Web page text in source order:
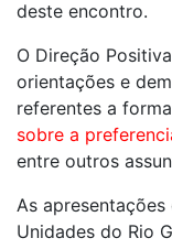
deste encontro.
O Direção
orientações e
referentes a
sobre a
entre outros
As
Unidades do Rio